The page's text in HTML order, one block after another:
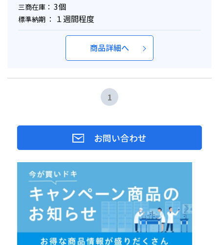
三商在庫： 3個
標準納期 ： １週間程度
商品詳細へ
1
お問い合わせ